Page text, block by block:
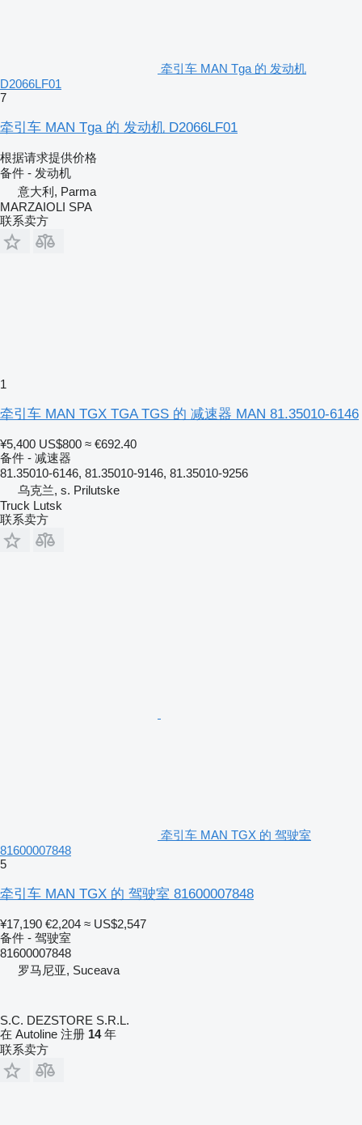
牵引车 MAN Tga 的 发动机
D2066LF01
7
牵引车 MAN Tga 的 发动机 D2066LF01
根据请求提供价格
备件 - 发动机
意大利, Parma
MARZAIOLI SPA
联系卖方
1
牵引车 MAN TGX TGA TGS 的 减速器 MAN 81.35010-6146
¥5,400 US$800 ≈ €692.40
备件 - 减速器
81.35010-6146, 81.35010-9146, 81.35010-9256
乌克兰, s. Prilutske
Truck Lutsk
联系卖方
牵引车 MAN TGX 的 驾驶室
81600007848
5
牵引车 MAN TGX 的 驾驶室 81600007848
¥17,190 €2,204 ≈ US$2,547
备件 - 驾驶室
81600007848
罗马尼亚, Suceava
S.C. DEZSTORE S.R.L.
在 Autoline 注册 14年
联系卖方